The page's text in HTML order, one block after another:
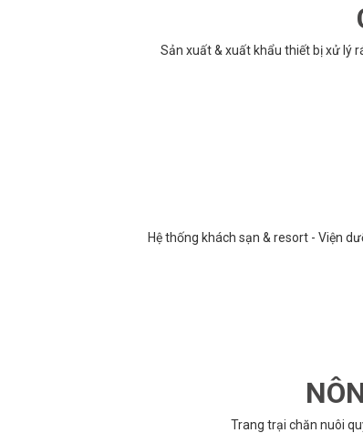
Sản xuất & xuất khẩu thiết bị xử lý
Hệ thống khách sạn & resort - Viện
Trang trại chăn nuôi